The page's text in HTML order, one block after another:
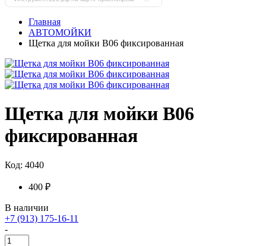
Главная
АВТОМОЙКИ
Щетка для мойки B06 фиксированная
Щетка для мойки B06
фиксированная
Код: 4040
400 ₽
В наличии
+7 (913) 175-16-11
-